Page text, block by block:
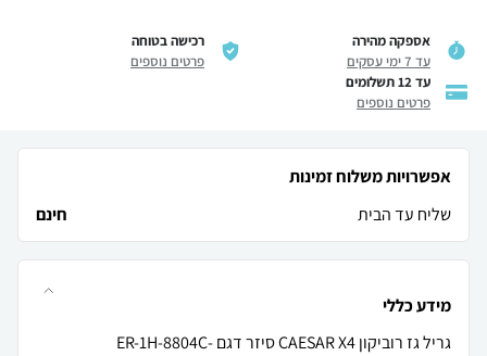
אספקה מהירה
עד 7 ימי עסקים
רכישה בטוחה
פרטים נוספים
עד 12 תשלומים
פרטים נוספים
אפשרויות משלוח זמינות
שליח עד הבית
חינם
מידע כללי
גריל גז רוביקון CAESAR X4 סיזר דגם ER-1H-8804C-